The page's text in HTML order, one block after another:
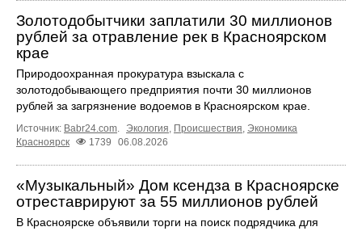
Золотодобытчики заплатили 30 миллионов
рублей за отравление рек в Красноярском
крае
Природоохранная прокуратура взыскала с
золотодобывающего предприятия почти 30 миллионов
рублей за загрязнение водоемов в Красноярском крае.
Источник: Babr24.com. Экология, Происшествия, Экономика
Красноярск
1739 06.08.2026
«Музыкальный» Дом ксендза в Красноярске
отреставрируют за 55 миллионов рублей
В Красноярске объявили торги на поиск подрядчика для